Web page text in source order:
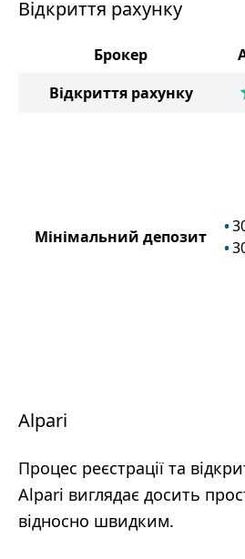
Відкриття рахунку
Брокер
Відкриття рахунку
Мінімальний депозит
Alpari
Процес реєстрації та
Alpari виглядає досить
відносно швидким.